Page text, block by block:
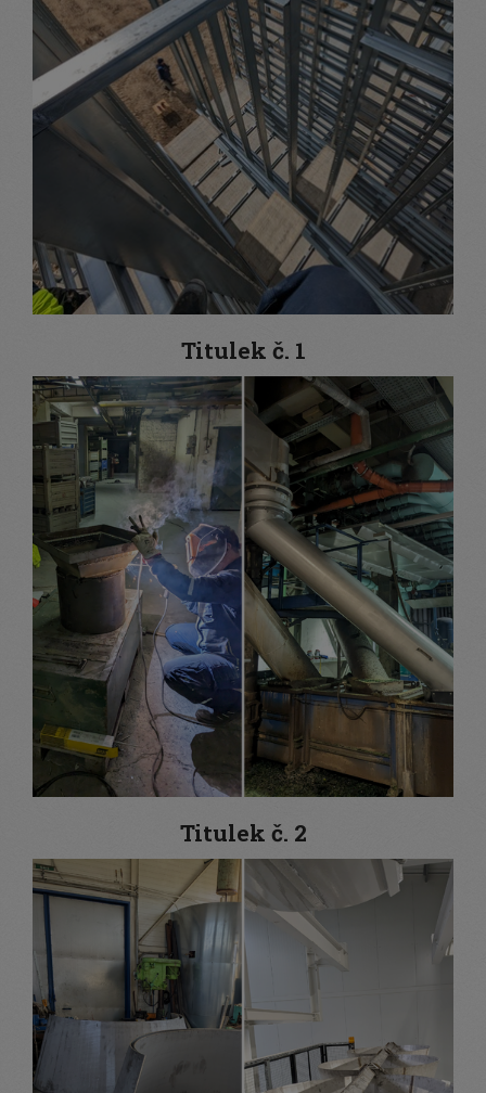
Titulek č. 1
Titulek č. 2